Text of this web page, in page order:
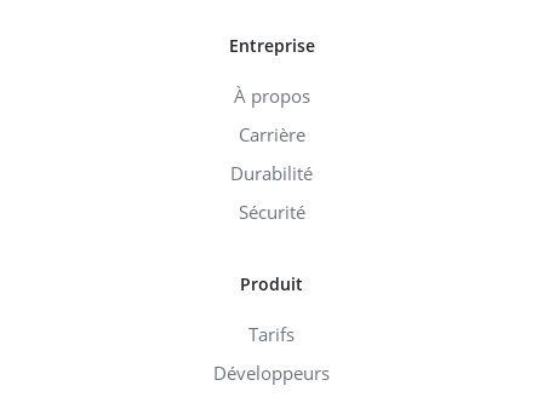
Entreprise
À propos
Carrière
Durabilité
Sécurité
Produit
Tarifs
Développeurs